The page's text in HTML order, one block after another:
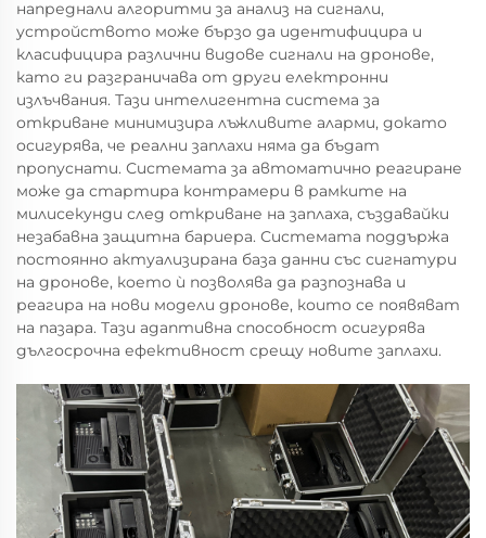
напреднали алгоритми за анализ на сигнали,
устройството може бързо да идентифицира и
класифицира различни видове сигнали на дронове,
като ги разграничава от други електронни
излъчвания. Тази интелигентна система за
откриване минимизира лъжливите аларми, докато
осигурява, че реални заплахи няма да бъдат
пропуснати. Системата за автоматично реагиране
може да стартира контрамери в рамките на
милисекунди след откриване на заплаха, създавайки
незабавна защитна бариера. Системата поддържа
постоянно актуализирана база данни със сигнатури
на дронове, което ѝ позволява да разпознава и
реагира на нови модели дронове, които се появяват
на пазара. Тази адаптивна способност осигурява
дългосрочна ефективност срещу новите заплахи.